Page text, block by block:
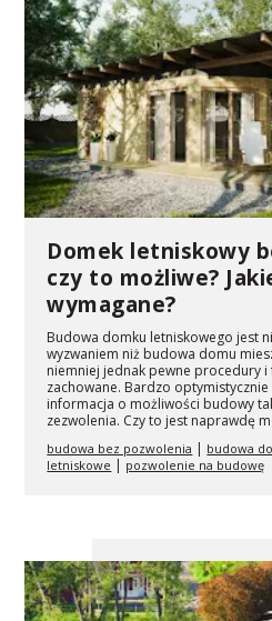
Domek letniskowy
czy to możliwe?
wymagane?
Budowa domku letniskowego jest
wyzwaniem niż budowa domu
niemniej jednak pewne procedury
zachowane. Bardzo
informacja o możliwości budowy
zezwolenia. Czy to jest naprawdę
budowa bez pozwolenia budowa
letniskowe
pozwolenie na budowę